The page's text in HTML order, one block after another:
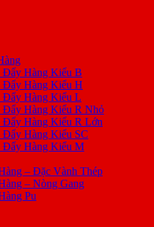
Đẩy Hàng Kiểu B
Đẩy Hàng Kiểu H
Đẩy Hàng Kiểu L
Đẩy Hàng Kiểu R Nhỏ
Đẩy Hàng Kiểu R Lớn
Đẩy Hàng Kiểu SC
Đẩy Hàng Kiểu M
– Đặc Vành Thép
– Nòng Gang
Pu